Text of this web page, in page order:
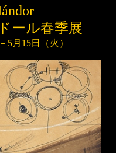
ール春季展
5月 15日（火 ）